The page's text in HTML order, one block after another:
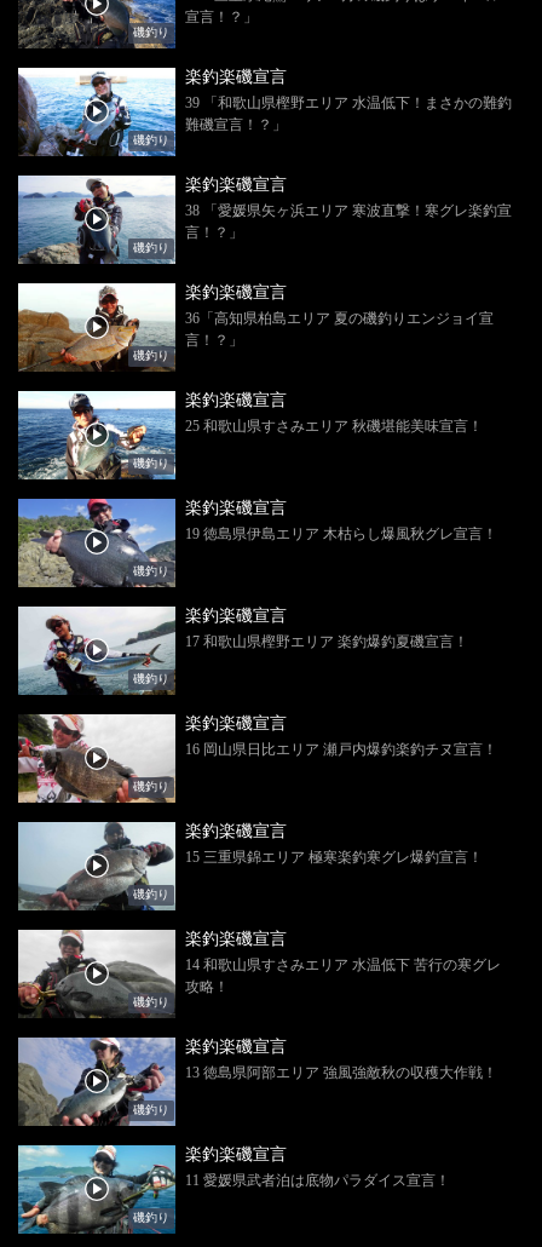
磯釣り
宣言！？」
磯釣り
楽釣楽磯宣言
39 「和歌山県樫野エリア 水温低下！まさかの難釣
難磯宣言！？」
磯釣り
楽釣楽磯宣言
38 「愛媛県矢ヶ浜エリア 寒波直撃！寒グレ楽釣宣
言！？」
磯釣り
楽釣楽磯宣言
36「高知県柏島エリア 夏の磯釣りエンジョイ宣
言！？」
磯釣り
楽釣楽磯宣言
25 和歌山県すさみエリア 秋磯堪能美味宣言！
磯釣り
楽釣楽磯宣言
19 徳島県伊島エリア 木枯らし爆風秋グレ宣言！
磯釣り
楽釣楽磯宣言
17 和歌山県樫野エリア 楽釣爆釣夏磯宣言！
磯釣り
楽釣楽磯宣言
16 岡山県日比エリア 瀬戸内爆釣楽釣チヌ宣言！
磯釣り
楽釣楽磯宣言
15 三重県錦エリア 極寒楽釣寒グレ爆釣宣言！
磯釣り
楽釣楽磯宣言
14 和歌山県すさみエリア 水温低下 苦行の寒グレ
攻略！
磯釣り
楽釣楽磯宣言
13 徳島県阿部エリア 強風強敵秋の収穫大作戦！
磯釣り
楽釣楽磯宣言
11 愛媛県武者泊は底物パラダイス宣言！